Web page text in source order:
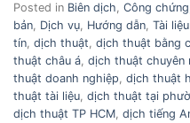
Posted in Biên dịch, Công chứng
bản, Dịch vụ, Hướng dẫn, Tài liệu
tín, dịch thuật, dịch thuật bằng
thuật châu á, dịch thuật chuyên
thuật doanh nghiệp, dịch thuật
thuật tài liệu, dịch thuật tại
dịch thuật TP HCM, dịch tiếng